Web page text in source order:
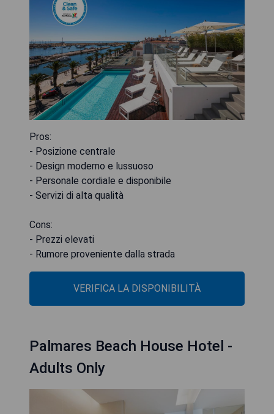
Pros:
- Posizione centrale
- Design moderno e lussuoso
- Personale cordiale e disponibile
- Servizi di alta qualità
Cons:
- Prezzi elevati
- Rumore proveniente dalla strada
VERIFICA LA DISPONIBILITÀ
Palmares Beach House Hotel -
Adults Only